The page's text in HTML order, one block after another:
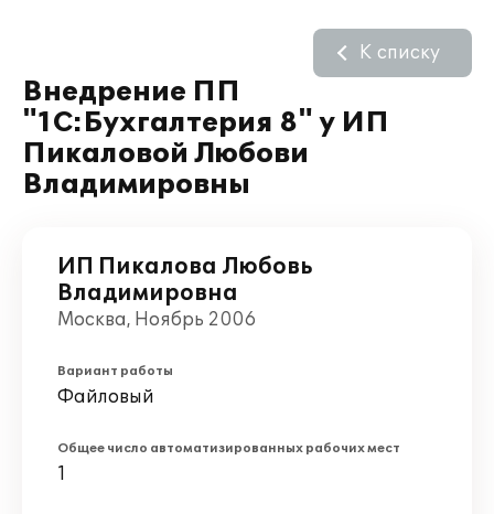
Внедрение ПП
"1С:Бухгалтерия 8" у ИП
Пикаловой Любови
Владимировны
К списку
ИП Пикалова Любовь
Владимировна
Москва, Ноябрь 2006
Вариант работы
Файловый
Общее число автоматизированных рабочих мест
1